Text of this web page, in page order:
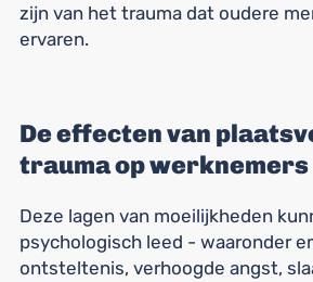
zijn van het trauma dat oudere
ervaren.
De effecten van
trauma op werknemers
Deze lagen van moeilijkheden
psychologisch leed - waaronder
ontsteltenis, verhoogde angst,